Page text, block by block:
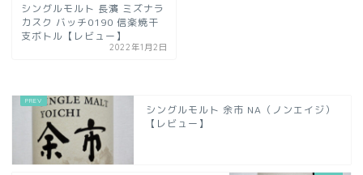
シングルモルト 長濱 ミズナラ
カスク バッチ0190 信楽焼干
支ボトル【レビュー】
2022年1月2日
シングルモルト 余市 NA（ノンエイジ）
【レビュー】